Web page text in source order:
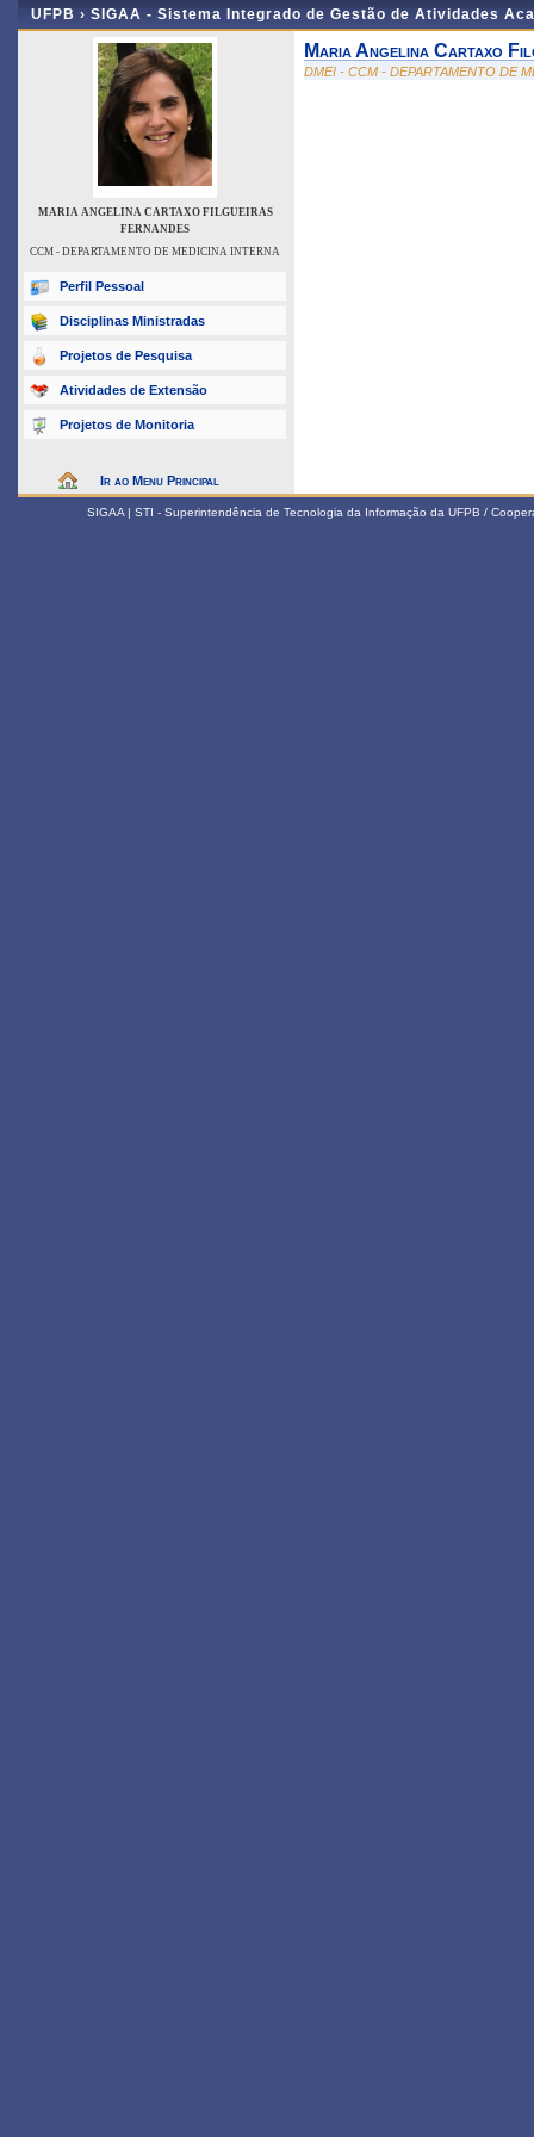
UFPB › SIGAA - Sistema Integrado de Gestão de Atividades
MARIA ANGELINA CARTAXO FILGUEIRAS
FERNANDES
CCM - DEPARTAMENTO DE MEDICINA INTERNA
Perfil Pessoal
Disciplinas Ministradas
Projetos de Pesquisa
Atividades de Extensão
Projetos de Monitoria
Ir ao Menu Principal
Maria Angelina Cartaxo
DMEI - CCM - DEPARTAMENTO DE
SIGAA | STI - Superintendência de Tecnologia da Informação da UFPB /